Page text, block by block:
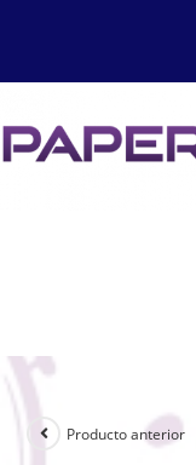
Producto anterior